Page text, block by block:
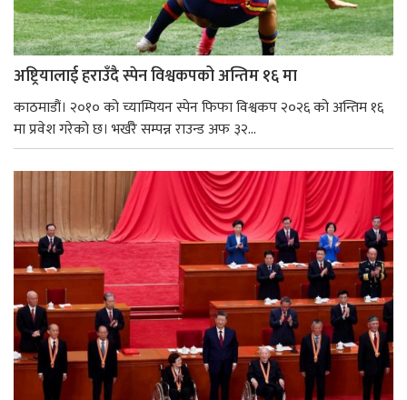
अष्ट्रियालाई हराउँदै स्पेन विश्वकपको अन्तिम १६ मा
काठमाडौं। २०१० को च्याम्पियन स्पेन फिफा विश्वकप २०२६ को अन्तिम १६
मा प्रवेश गरेको छ। भर्खरै सम्पन्न राउन्ड अफ ३२...